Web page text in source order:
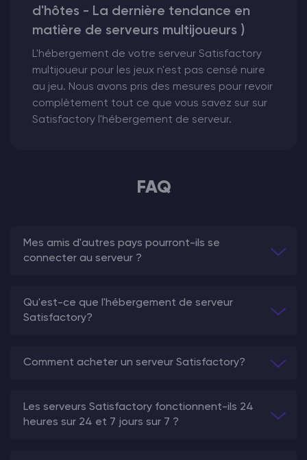
d'hôtes - La dernière tendance en
matière de serveurs multijoueurs )
L'hébergement de votre serveur Satisfactory
multijoueur pour les jeux n'est pas censé nuire
au jeu. Nous avons pris des mesures pour revoir
complètement tout ce que vous savez sur sur
Satisfactory l'hébergement de serveur.
FAQ
Mes amis d'autres pays pourront-ils se
connecter au serveur ?
Qu'est-ce que l'hébergement de serveur
Satisfactory?
Comment acheter un serveur Satisfactory?
Les serveurs Satisfactory fonctionnent-ils 24
heures sur 24 et 7 jours sur 7 ?